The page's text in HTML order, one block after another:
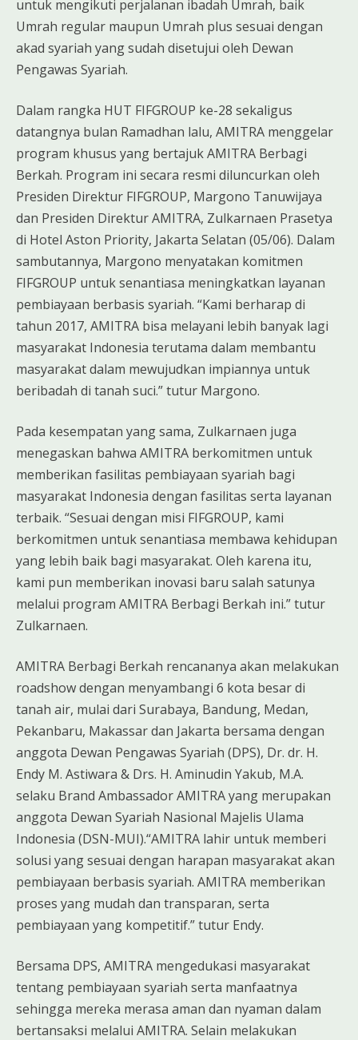
untuk mengikuti perjalanan ibadah Umrah, baik
Umrah regular maupun Umrah plus sesuai dengan
akad syariah yang sudah disetujui oleh Dewan
Pengawas Syariah.
Dalam rangka HUT FIFGROUP ke-28 sekaligus
datangnya bulan Ramadhan lalu, AMITRA menggelar
program khusus yang bertajuk AMITRA Berbagi
Berkah. Program ini secara resmi diluncurkan oleh
Presiden Direktur FIFGROUP, Margono Tanuwijaya
dan Presiden Direktur AMITRA, Zulkarnaen Prasetya
di Hotel Aston Priority, Jakarta Selatan (05/06). Dalam
sambutannya, Margono menyatakan komitmen
FIFGROUP untuk senantiasa meningkatkan layanan
pembiayaan berbasis syariah. “Kami berharap di
tahun 2017, AMITRA bisa melayani lebih banyak lagi
masyarakat Indonesia terutama dalam membantu
masyarakat dalam mewujudkan impiannya untuk
beribadah di tanah suci.” tutur Margono.
Pada kesempatan yang sama, Zulkarnaen juga
menegaskan bahwa AMITRA berkomitmen untuk
memberikan fasilitas pembiayaan syariah bagi
masyarakat Indonesia dengan fasilitas serta layanan
terbaik. “Sesuai dengan misi FIFGROUP, kami
berkomitmen untuk senantiasa membawa kehidupan
yang lebih baik bagi masyarakat. Oleh karena itu,
kami pun memberikan inovasi baru salah satunya
melalui program AMITRA Berbagi Berkah ini.” tutur
Zulkarnaen.
AMITRA Berbagi Berkah rencananya akan melakukan
roadshow dengan menyambangi 6 kota besar di
tanah air, mulai dari Surabaya, Bandung, Medan,
Pekanbaru, Makassar dan Jakarta bersama dengan
anggota Dewan Pengawas Syariah (DPS), Dr. dr. H.
Endy M. Astiwara & Drs. H. Aminudin Yakub, M.A.
selaku Brand Ambassador AMITRA yang merupakan
anggota Dewan Syariah Nasional Majelis Ulama
Indonesia (DSN-MUI).“AMITRA lahir untuk memberi
solusi yang sesuai dengan harapan masyarakat akan
pembiayaan berbasis syariah. AMITRA memberikan
proses yang mudah dan transparan, serta
pembiayaan yang kompetitif.” tutur Endy.
Bersama DPS, AMITRA mengedukasi masyarakat
tentang pembiayaan syariah serta manfaatnya
sehingga mereka merasa aman dan nyaman dalam
bertansaksi melalui AMITRA. Selain melakukan